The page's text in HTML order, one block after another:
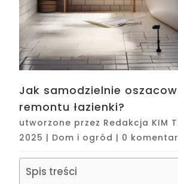
Jak samodzielnie
remontu łazienki?
utworzone przez Redakcja KIM
2025 | Dom i ogród | 0
Spis treści